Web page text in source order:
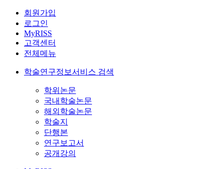
회원가입
로그인
MyRISS
고객센터
전체메뉴
학술연구정보서비스 검색
학위논문
국내학술논문
해외학술논문
학술지
단행본
연구보고서
공개강의